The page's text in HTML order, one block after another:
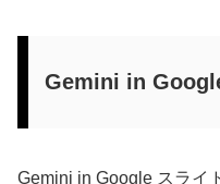
Gemini in
Gemini in Google スライ